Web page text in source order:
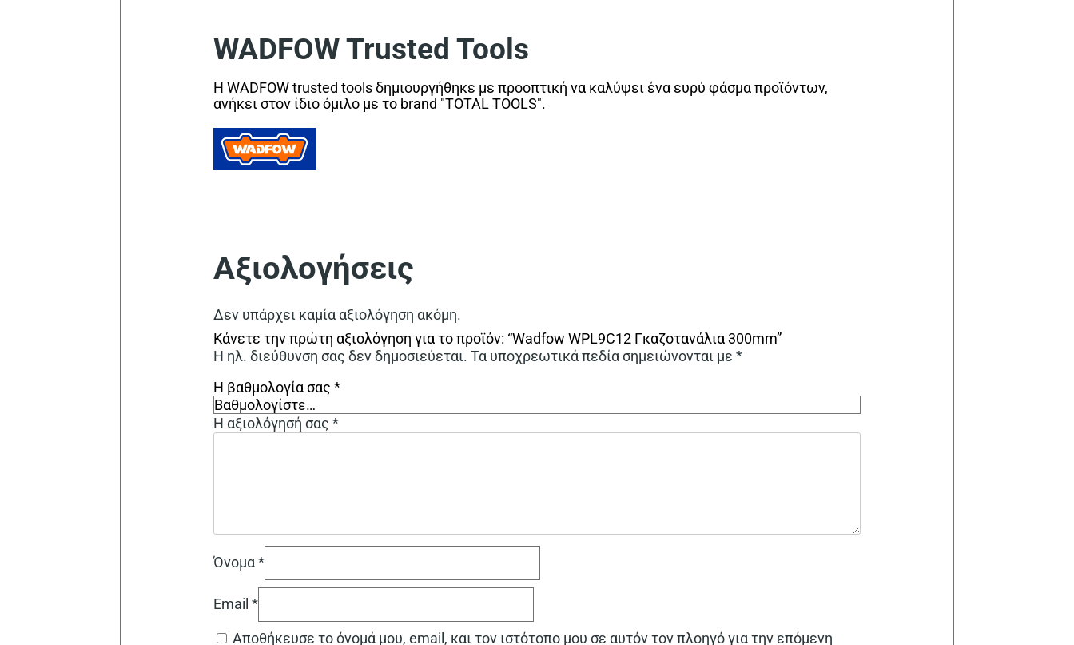
WADFOW Trusted Tools
Η WADFOW trusted tools δημιουργήθηκε με προοπτική να καλύψει ένα ευρύ φάσμα προϊόντων,
ανήκει στον ίδιο όμιλο με το brand "TOTAL TOOLS".
Αξιολογήσεις
Δεν υπάρχει καμία αξιολόγηση ακόμη.
Κάνετε την πρώτη αξιολόγηση για το προϊόν: “Wadfow WPL9C12 Γκαζοτανάλια 300mm”
Η ηλ. διεύθυνση σας δεν δημοσιεύεται. Τα υποχρεωτικά πεδία σημειώνονται με*
Η βαθμολογία σας*
Η αξιολόγησή σας*
Όνομα*
Email*
Αποθήκευσε το όνομά μου, email, και τον ιστότοπο μου σε αυτόν τον πλοηγό για την επόμενη